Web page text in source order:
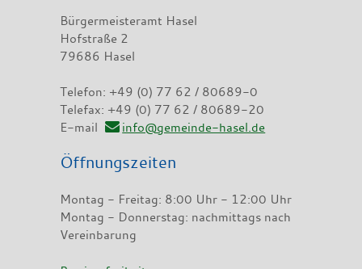
Bürgermeisteramt Hasel
Hofstraße 2
79686 Hasel
Telefon: +49 (0) 77 62 / 80689-0
Telefax: +49 (0) 77 62 / 80689-20
E-mail
info@gemeinde-hasel.de
Öffnungszeiten
Montag - Freitag: 8:00 Uhr - 12:00 Uhr
Montag - Donnerstag: nachmittags nach
Vereinbarung